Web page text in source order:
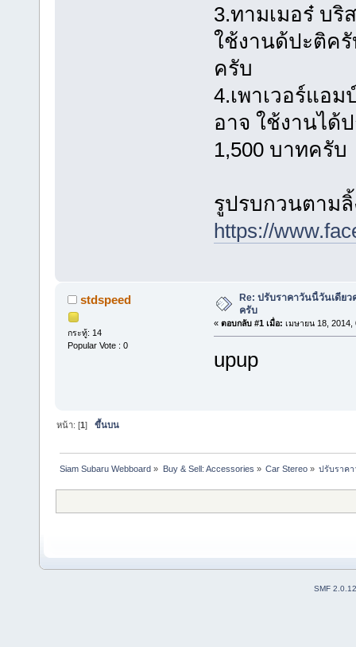
3.ทามเมอร๋ บ
ใช้งานด้ปะติครั
ครับ
4.เพาเวอร์แอ
อาจ ใช้งานได้
1,500 บาทครับ
รูปรบกวนตาม
https://
stdspeed
กระทู้: 14
Popular Vote : 0
Re: ปรับราคาวันนี้วันเดีย
ครับ
« ตอบกลับ #1 เมื่อ: เมษายน 18, 2014,
upup
หน้า: [1]ขึ้นบน
Siam Subaru Webboard » Buy & Sell: Accessories » Car Stereo» ปรับราค
SMF 2.0.12